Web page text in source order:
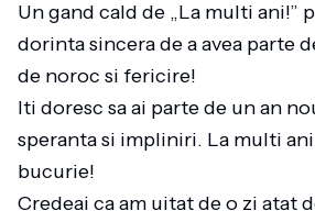
Un gand cald de „La multi ani!”
dorinta sincera de a avea parte
de noroc si fericire!
Iti doresc sa ai parte de un an
speranta si impliniri. La multi
bucurie!
Credeai ca am uitat de o zi atat